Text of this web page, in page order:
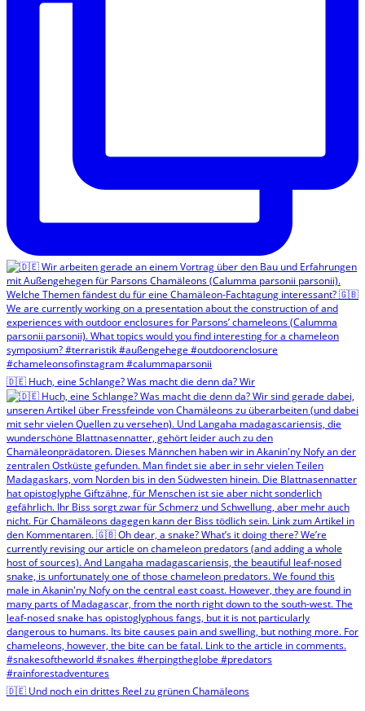
🇩🇪 Huch, eine Schlange? Was macht die denn da? Wir
🇩🇪 Und noch ein drittes Reel zu grünen Chamäleons